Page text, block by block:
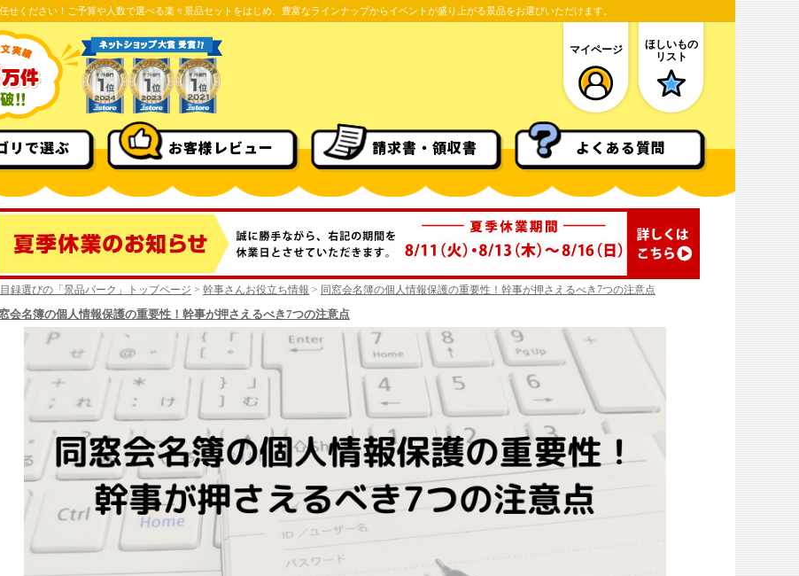
せください！ご予算や人数で選べる楽々景品セットをはじめ、豊富なラインナップからイベントが盛り上がる景品をお選びいただけます。
マイページ
ほしいもの
リスト
リで選ぶ お客様レビュー 請求書・領収書 よくある質問
録選びの「景品パーク」トップページ > 幹事さんお役立ち情報 > 同窓会名簿の個人情報保護の重要性！幹事が押さえるべき7つの注意点
会名簿の個人情報保護の重要性！幹事が押さえるべき7つの注意点